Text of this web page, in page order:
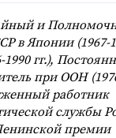
и
в Японии (1967-
гг.),
при ООН
работник
службы
премии